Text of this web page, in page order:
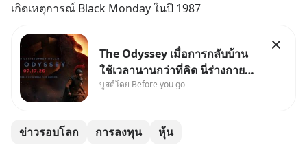
เกิดเหตุการณ์ Black Monday ในปี 1987
The Odyssey เมื่อการกลับบ้าน
ใช้เวลานานกว่าที่คิด นี่ร่างกาย
เราต้องการกลับบ้านจริงหรือ
บูสต์โดย Before you go
ข่าวรอบโลก การลงทุน หุ้น